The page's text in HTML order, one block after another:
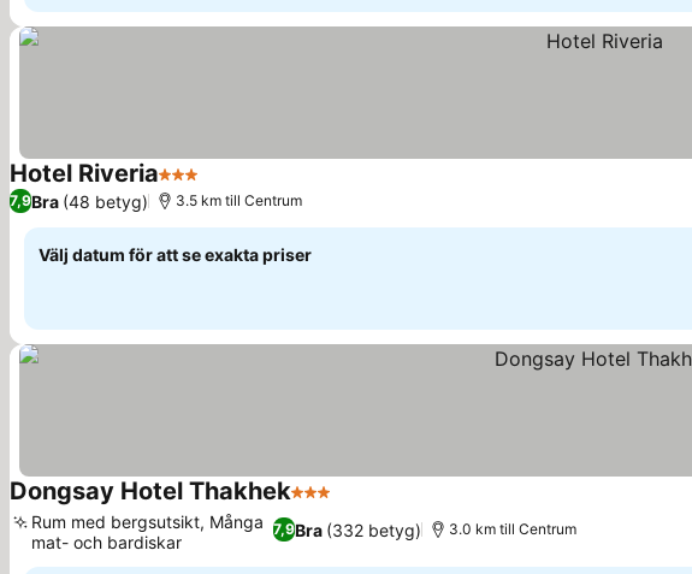
Hotel Riveria3 Stjärnor
7,9Bra (48 betyg) 3.5 km till Centrum
Välj datum för att se exakta priser
Dongsay Hotel Thakhek3 Stjärnor
7,9Bra (332 betyg)
Rum med bergsutsikt, Många
mat- och bardiskar
3.0 km till Centrum